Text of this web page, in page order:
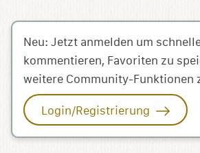
Neu: Jetzt anmelden um
kommentieren, Favoriten zu
weitere Community-Funktionen
Login/Registrierung